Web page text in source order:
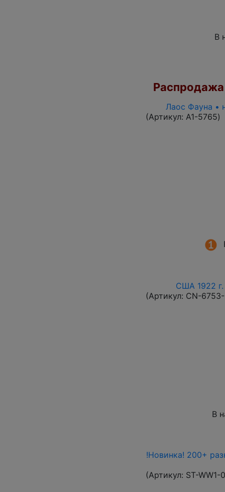
В
Распродажа
Лаос Фауна •
(Артикул: A1-5765)
США 1922
(Артикул: CN-
В
!Новинка! 200+
(Артикул: ST-